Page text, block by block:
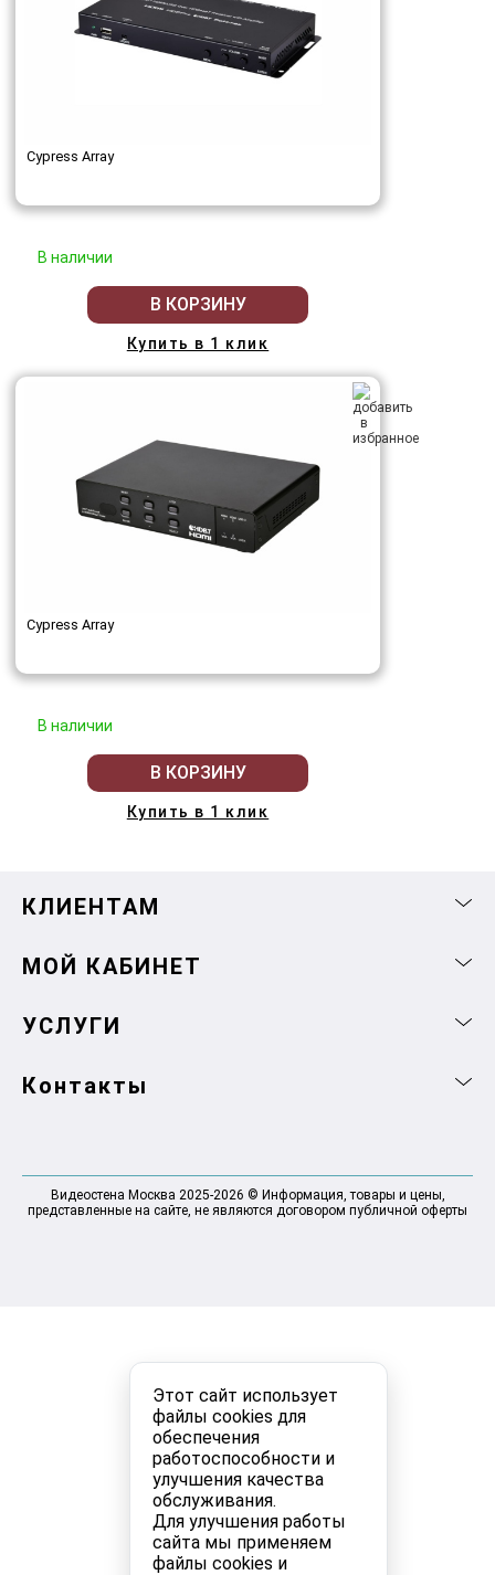
Этот сайт использует
файлы cookies для
обеспечения
работоспособности и
улучшения качества
обслуживания.
Для улучшения работы
сайта мы применяем
файлы cookies и
Cypress Array
В наличии
В КОРЗИНУ
Купить в 1 клик
Cypress Array
В наличии
В КОРЗИНУ
Купить в 1 клик
КЛИЕНТАМ
МОЙ КАБИНЕТ
УСЛУГИ
Контакты
Видеостена Москва 2025-2026 © Информация, товары и цены,
представленные на сайте, не являются договором публичной оферты